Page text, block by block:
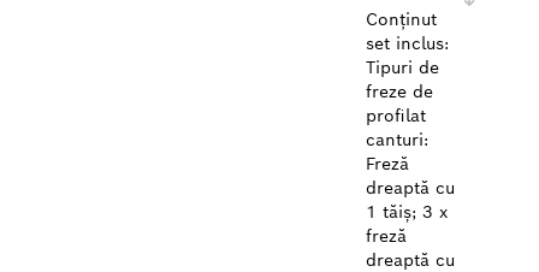
Conținut
set inclus:
Tipuri de
freze de
profilat
canturi:
Freză
dreaptă cu
1 tăiș; 3 x
freză
dreaptă cu